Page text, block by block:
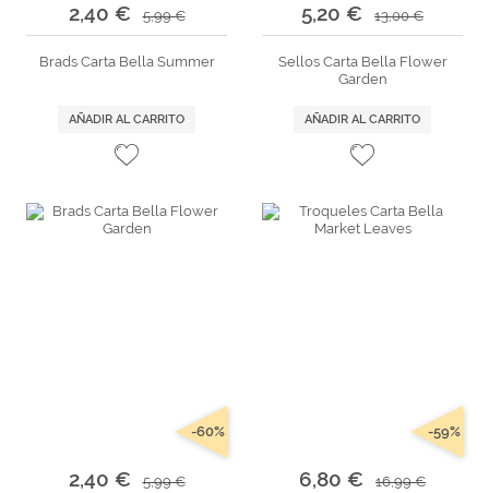
2,40 € 5,99 €
Brads Carta Bella Summer
AÑADIR AL CARRITO
5,20 € 13,00 €
Sellos Carta Bella Flower
Garden
AÑADIR AL CARRITO
2,40 € 5,99 €
-60%
6,80 € 16,99 €
-59%